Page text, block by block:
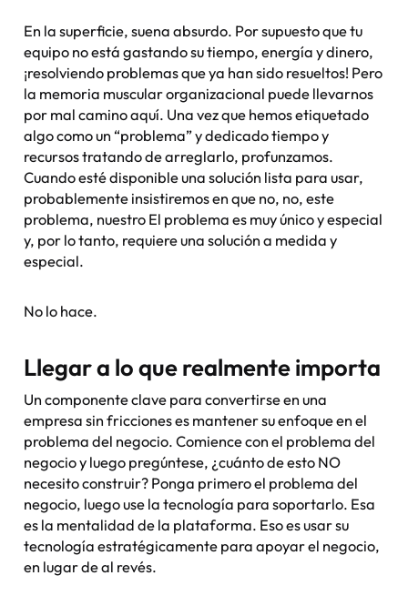
En la superficie, suena absurdo. Por supuesto que tu
equipo no está gastando su tiempo, energía y dinero,
¡resolviendo problemas que ya han sido resueltos! Pero
la memoria muscular organizacional puede llevarnos
por mal camino aquí. Una vez que hemos etiquetado
algo como un “problema” y dedicado tiempo y
recursos tratando de arreglarlo, profunzamos.
Cuando esté disponible una solución lista para usar,
probablemente insistiremos en que no, no,este
problema, nuestro El problema es muy único y especial
y, por lo tanto, requiere una solución a medida y
especial.
No lo hace.
Llegar a lo que realmente importa
Un componente clave para convertirse en una
empresa sin fricciones es mantener su enfoque en el
problema del negocio. Comience con el problema del
negocio y luego pregúntese, ¿cuánto de esto NO
necesito construir? Ponga primero el problema del
negocio, luego use la tecnología para soportarlo. Esa
es la mentalidad de la plataforma. Eso es usar su
tecnología estratégicamente para apoyar el negocio,
en lugar de al revés.